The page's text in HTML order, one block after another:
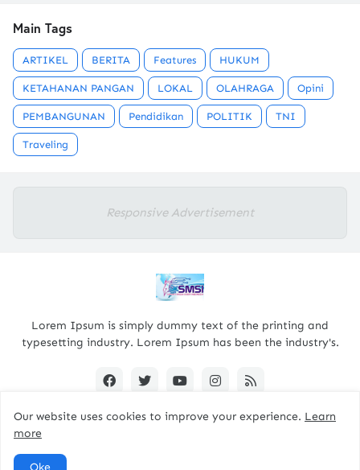
Main Tags
ARTIKEL BERITA Features HUKUM
KETAHANAN PANGAN LOKAL OLAHRAGA Opini
PEMBANGUNAN Pendidikan POLITIK TNI
Traveling
Responsive Advertisement
Lorem Ipsum is simply dummy text of the printing and
typesetting industry. Lorem Ipsum has been the industry's.
Our website uses cookies to improve your experience. Learn
more
Oke